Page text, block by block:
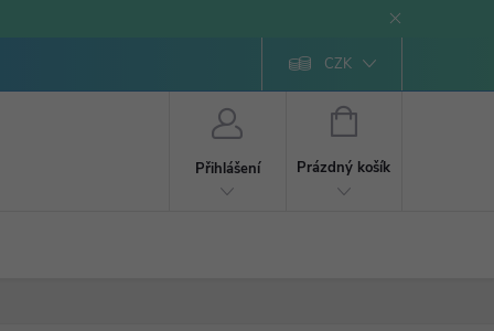
CZK
Přihlášení
NÁKUPNÍ
Prázdný košík